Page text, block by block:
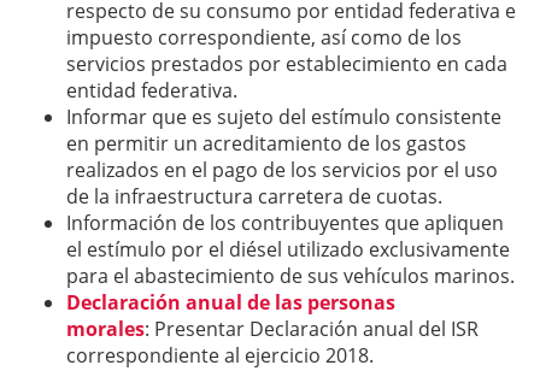
respecto de su consumo por entidad federativa e
impuesto correspondiente, así como de los
servicios prestados por establecimiento en cada
entidad federativa.
Informar que es sujeto del estímulo consistente
en permitir un acreditamiento de los gastos
realizados en el pago de los servicios por el uso
de la infraestructura carretera de cuotas.
Información de los contribuyentes que apliquen
el estímulo por el diésel utilizado exclusivamente
para el abastecimiento de sus vehículos marinos.
Declaración anual de las personas
morales: Presentar Declaración anual del ISR
correspondiente al ejercicio 2018.